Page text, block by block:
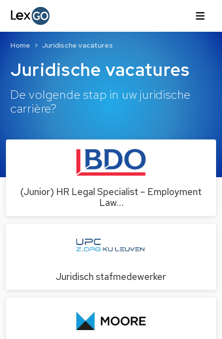
Juridische vacatures
De volgende stap in uw juridische
carrière?
Home Juridische vacatures
(Junior) HR Legal Specialist – Employment
Law…
Juridisch stafmedewerker